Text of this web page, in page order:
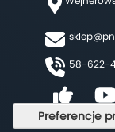
58-622-